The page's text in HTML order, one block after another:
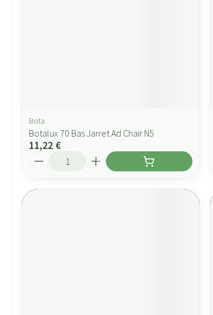
Bota
Botalux 70 Bas Jarret Ad Chair N5
11,22 €